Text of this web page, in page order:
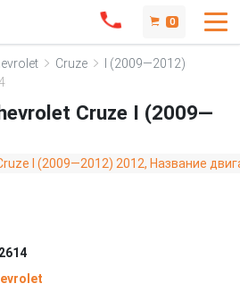
0
Cruze
I (2009—2012)
Cruze I (2009—